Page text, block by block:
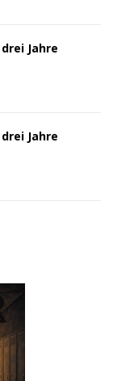
Jahre
Jahre